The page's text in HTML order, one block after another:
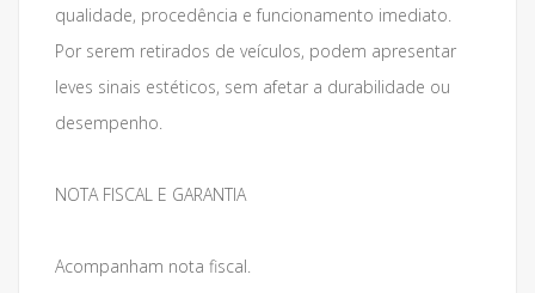
qualidade, procedência e funcionamento imediato.
Por serem retirados de veículos, podem apresentar
leves sinais estéticos, sem afetar a durabilidade ou
desempenho.
NOTA FISCAL E GARANTIA
Acompanham nota fiscal.